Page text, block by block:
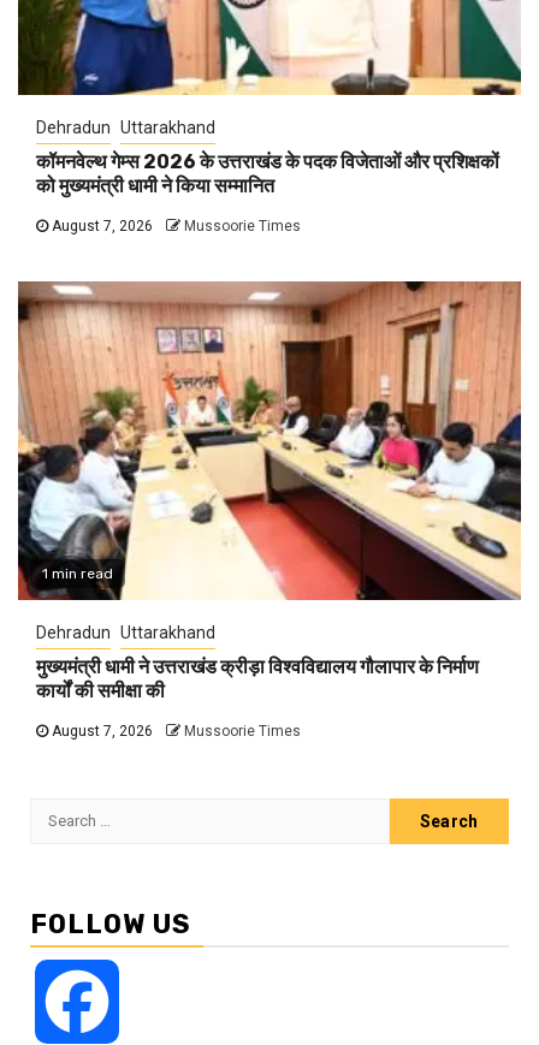
Dehradun Uttarakhand
कॉमनवेल्थ गेम्स 2026 के उत्तराखंड के पदक विजेताओं और प्रशिक्षकों
को मुख्यमंत्री धामी ने किया सम्मानित
August 7, 2026 Mussoorie Times
1 min read
Dehradun Uttarakhand
मुख्यमंत्री धामी ने उत्तराखंड क्रीड़ा विश्वविद्यालय गौलापार के निर्माण
कार्यों की समीक्षा की
August 7, 2026 Mussoorie Times
Search
FOLLOW US